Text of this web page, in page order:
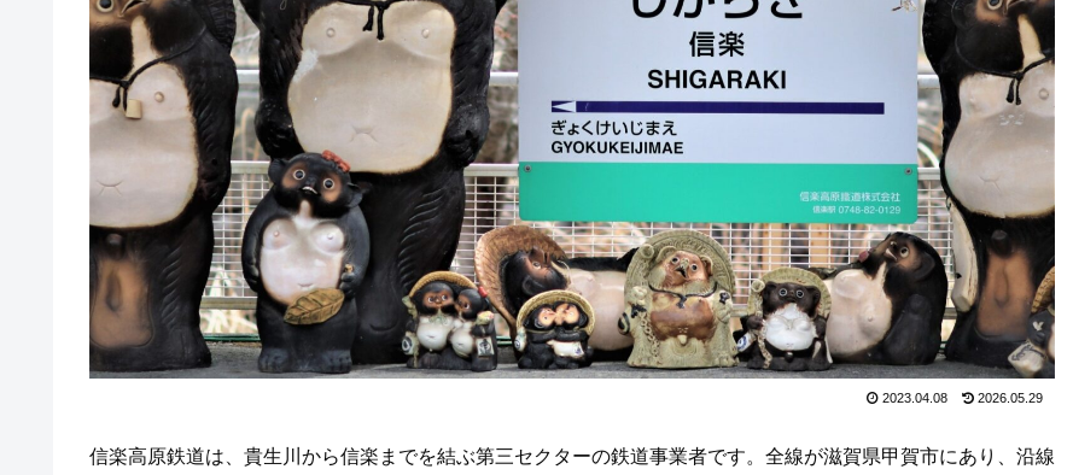
2023.04.08 2026.05.29
信楽高原鉄道は、貴生川から信楽までを結ぶ第三セクターの鉄道事業者です。全線が滋賀県甲賀市にあり、沿線